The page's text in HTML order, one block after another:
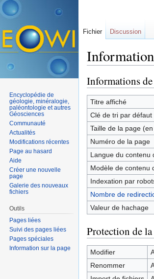
Informations de
Titre affiché
Clé de tri par défaut
Taille de la page
Numéro de la page
Langue du contenu
Modèle de contenu
Indexation par
Nombre de
Valeur de hachage
Protection de la
Modifier
Renommer
Fichier Discussion
Encyclopédie de
géologie, minéralogie,
paléontologie et autres
Géosciences
Communauté
Actualités
Modifications récentes
Page au hasard
Aide
Créer une nouvelle
page
Galerie des nouveaux
fichiers
Outils
Pages liées
Suivi des pages liées
Pages spéciales
Information sur la page